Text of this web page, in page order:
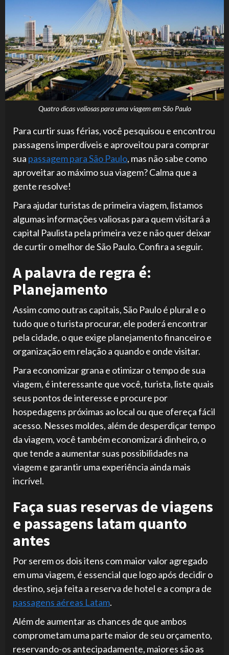
Quatro dicas valiosas para uma viagem em São Paulo
Para curtir suas férias, você pesquisou e encontrou
passagens imperdíveis e aproveitou para comprar
sua passagem para São Paulo, mas não sabe como
aproveitar ao máximo sua viagem? Calma que a
gente resolve!
Para ajudar turistas de primeira viagem, listamos
algumas informações valiosas para quem visitará a
capital Paulista pela primeira vez e não quer deixar
de curtir o melhor de São Paulo. Confira a seguir.
A palavra de regra é:
Planejamento
Assim como outras capitais, São Paulo é plural e o
tudo que o turista procurar, ele poderá encontrar
pela cidade, o que exige planejamento financeiro e
organização em relação a quando e onde visitar.
Para economizar grana e otimizar o tempo de sua
viagem, é interessante que você, turista, liste quais
seus pontos de interesse e procure por
hospedagens próximas ao local ou que ofereça fácil
acesso. Nesses moldes, além de desperdiçar tempo
da viagem, você também economizará dinheiro, o
que tende a aumentar suas possibilidades na
viagem e garantir uma experiência ainda mais
incrível.
Faça suas reservas de viagens
e passagens latam quanto
antes
Por serem os dois itens com maior valor agregado
em uma viagem, é essencial que logo após decidir o
destino, seja feita a reserva de hotel e a compra de
passagens aéreas Latam.
Além de aumentar as chances de que ambos
comprometam uma parte maior de seu orçamento,
reservando-os antecipadamente, maiores são as